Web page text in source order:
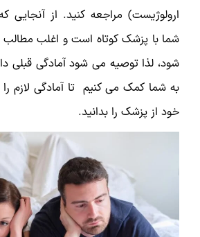
ارولوژیست) مراجعه کنید. از آنجایی
شما با پزشک کوتاه است و اغلب مطالب
شود، لذا توصیه می شود آمادگی قبلی
به شما کمک می کنیم تا آمادگی لازم را
خود از پزشک را بدانید.